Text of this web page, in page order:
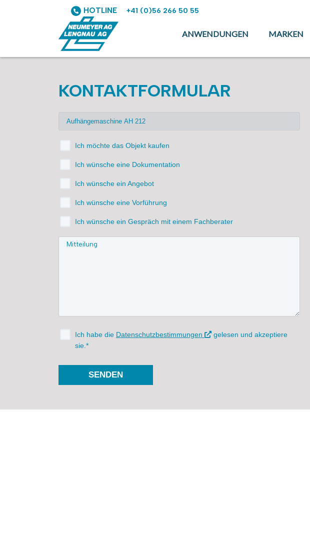
HOTLINE +41 (0)56 266 50 55
ANWENDUNGEN MARKEN
KONTAKTFORMULAR
Ich möchte das Objekt kaufen
Ich wünsche eine Dokumentation
Ich wünsche ein Angebot
Ich wünsche eine Vorführung
Ich wünsche ein Gespräch mit einem Fachberater
Ich habe die Datenschutzbestimmungen
gelesen und akzeptiere
sie.*
SENDEN